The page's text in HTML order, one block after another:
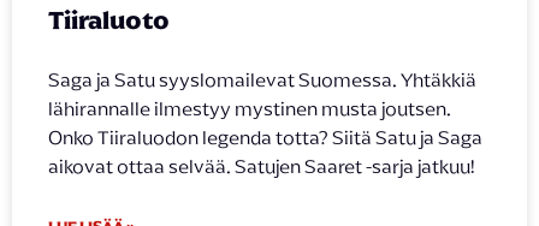
Tiiraluoto
Saga ja Satu syyslomailevat Suomessa. Yhtäkkiä
lähirannalle ilmestyy mystinen musta joutsen.
Onko Tiiraluodon legenda totta? Siitä Satu ja Saga
aikovat ottaa selvää. Satujen Saaret -sarja jatkuu!